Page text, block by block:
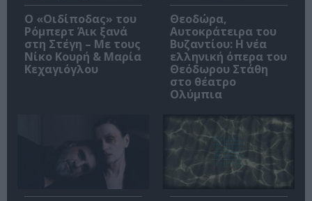
O «Οιδίποδας» του
Ρόμπερτ Άικ ξανά
στη Στέγη – Με τους
Νίκο Κουρή & Μαρία
Κεχαγιόγλου
Θεοδώρα,
Αυτοκράτειρα του
Βυζαντίου: Η νέα
ελληνική όπερα του
Θεόδωρου Στάθη
στο θέατρο
Ολύμπια